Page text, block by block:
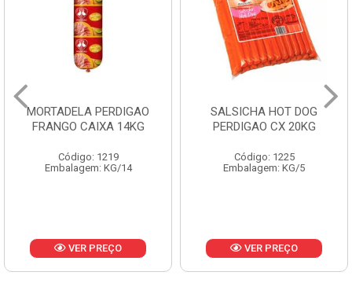
MORTADELA PERDIGAO
FRANGO CAIXA 14KG
Código: 1219
Embalagem: KG/14
VER PREÇO
SALSICHA HOT DOG
PERDIGAO CX 20KG
Código: 1225
Embalagem: KG/5
VER PREÇO